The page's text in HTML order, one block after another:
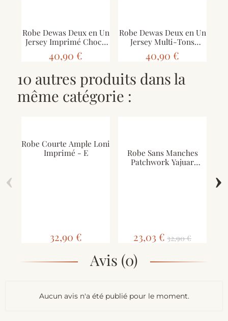
Robe Dewas Deux en Un
Jersey Imprimé Choco
Orange
40,90 €
Robe Dewas Deux en Un
Jersey Multi-Tons
Imprimés
40,90 €
10 autres produits dans la
même catégorie :
Robe Courte Ample Loni
Imprimé - E
32,90 €
Robe Sans Manches
Patchwork Yajuar
23,03 € 32,90 €
‹ ›
Avis (0)
Aucun avis n'a été publié pour le moment.